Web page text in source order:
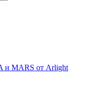
и MARS от Arlight